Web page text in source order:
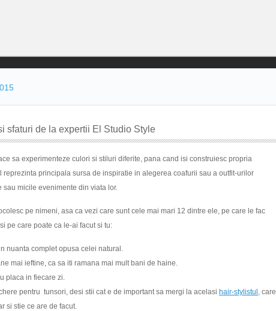
sfaturi de la expertii El Studio Style
sa experimenteze culori si stiluri diferite, pana cand isi construiesc propria
reprezinta principala sursa de inspiratie in alegerea coafurii sau a outfit-urilor
sau micile evenimente din viata lor.
pe nimeni, asa ca vezi care sunt cele mai mari 12 dintre ele, pe care le fac
pe care poate ca le-ai facut si tu:
nuanta complet opusa celei natural.
mai ieftine, ca sa iti ramana mai mult bani de haine.
placa in fiecare zi.
pentru tunsori, desi stii cat e de important sa mergi la acelasi hair-stylistul, care
si stie ce are de facut.